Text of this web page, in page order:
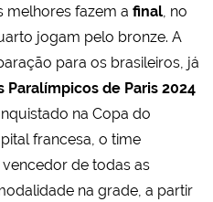
melhores fazem a final, no
jogam pelo bronze. A
para os brasileiros, já
Paralímpicos de Paris 2024
na Copa do
francesa, o time
de todas as
na grade, a partir